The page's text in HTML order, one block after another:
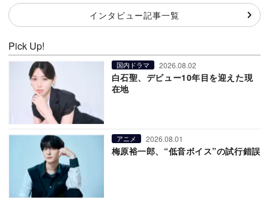
インタビュー記事一覧
Pick Up!
国内ドラマ 2026.08.02
白石聖、デビュー10年目を迎えた現
在地
アニメ 2026.08.01
梅原裕一郎、“低音ボイス”の試行錯誤